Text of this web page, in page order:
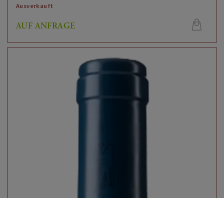
Ausverkauft
AUF ANFRAGE